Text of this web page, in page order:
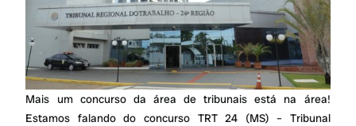
Mais um concurso da área de tribunais está na área!
Estamos falando do concurso TRT 24 (MS) – Tribunal